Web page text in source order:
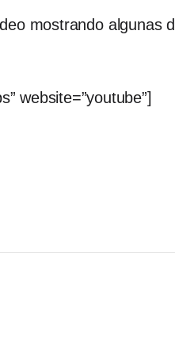
mostrando algunas
website=”youtube”]